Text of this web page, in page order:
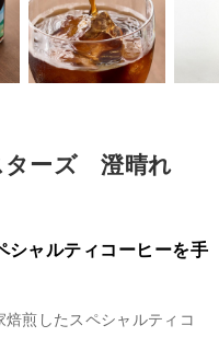
ターズ 澄晴れ
シャルティコーヒーを手
煎したスペシャルティコ